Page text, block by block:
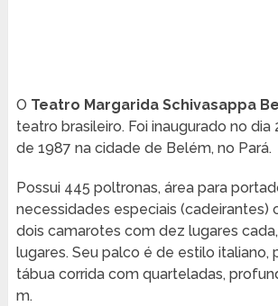
O Teatro Margarida Schivasappa
teatro brasileiro. Foi inaugurado no
de 1987 na cidade de Belém, no Pará.
Possui 445 poltronas, área para
necessidades especiais (cadeirantes)
dois camarotes com dez lugares
lugares. Seu palco é de estilo italiano,
tábua corrida com quarteladas,
m.